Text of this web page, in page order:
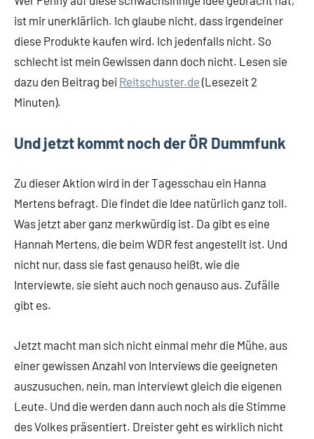
ist mir unerklärlich. Ich glaube nicht, dass irgendeiner
diese Produkte kaufen wird. Ich jedenfalls nicht. So
schlecht ist mein Gewissen dann doch nicht. Lesen sie
dazu den Beitrag bei Reitschuster.de (Lesezeit 2
Minuten).
Und jetzt kommt noch der ÖR Dummfunk
Zu dieser Aktion wird in der Tagesschau ein Hanna
Mertens befragt. Die findet die Idee natürlich ganz toll.
Was jetzt aber ganz merkwürdig ist. Da gibt es eine
Hannah Mertens, die beim WDR fest angestellt ist. Und
nicht nur, dass sie fast genauso heißt, wie die
Interviewte, sie sieht auch noch genauso aus. Zufälle
gibt es.
Jetzt macht man sich nicht einmal mehr die Mühe, aus
einer gewissen Anzahl von Interviews die geeigneten
auszusuchen, nein, man interviewt gleich die eigenen
Leute. Und die werden dann auch noch als die Stimme
des Volkes präsentiert. Dreister geht es wirklich nicht